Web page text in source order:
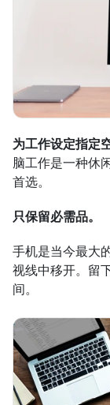
为工作设定指定
脑工作是一种休
首选。
只保留必需品。
手机是当今最大
视线中移开。留
间。